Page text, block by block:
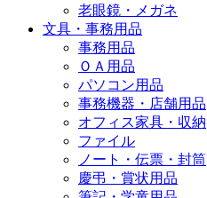
老眼鏡・メガネ
文具・事務用品
事務用品
ＯＡ用品
パソコン用品
事務機器・店舗用品
オフィス家具・収納
ファイル
ノート・伝票・封筒
慶弔・賞状用品